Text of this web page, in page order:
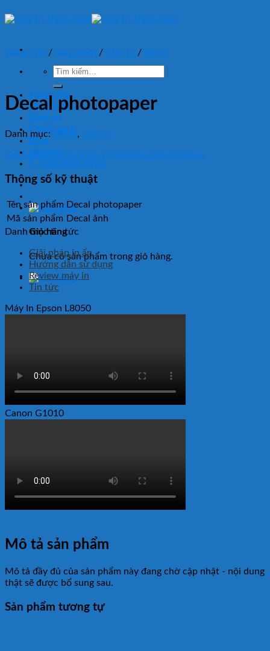
to
Tìm
Trang chủ
Sản phẩm
Dịch vụ
Chính sách
Blog
Liên hệ
028 6654 4770
Giỏ hàng
Chưa có sản phẩm trong giỏ hàng.
Trang chủ / Sản phẩm / Giấy in / Decal
Decal photopaper
Danh mục:Decal , Giấy in
Gọi hotline: 028 6654 4770Nhắn Zalo đặt hàng
Thông số kỹ thuật
Tên sản phẩm Decal photopaper
Mã sản phẩm Decal ảnh
Danh mục tin tức
Giải pháp in ấn
Hướng dẫn sử dụng
Review máy in
Tin tức
Máy In Epson L8050
Canon G1010
Mô tả sản phẩm
Mô tả đầy đủ của sản phẩm này đang chờ cập nhật - nội dung
thật sẽ được bổ sung sau.
Sản phẩm tương tự